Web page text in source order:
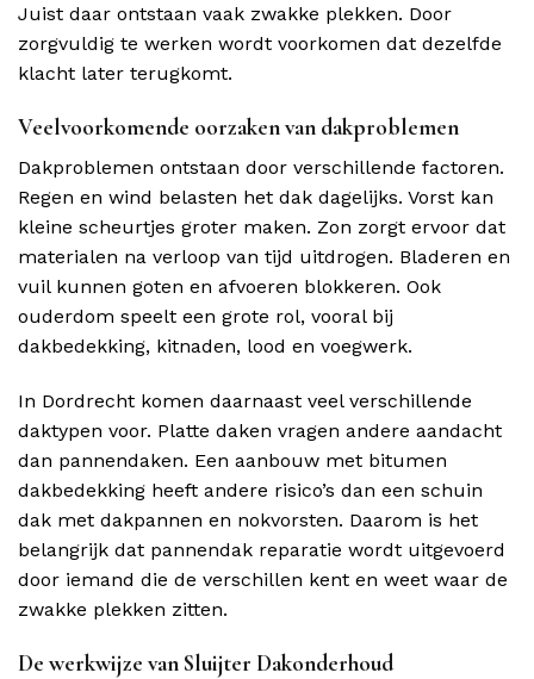
Juist daar ontstaan vaak zwakke plekken. Door
zorgvuldig te werken wordt voorkomen dat dezelfde
klacht later terugkomt.
Veelvoorkomende oorzaken van dakproblemen
Dakproblemen ontstaan door verschillende factoren.
Regen en wind belasten het dak dagelijks. Vorst kan
kleine scheurtjes groter maken. Zon zorgt ervoor dat
materialen na verloop van tijd uitdrogen. Bladeren en
vuil kunnen goten en afvoeren blokkeren. Ook
ouderdom speelt een grote rol, vooral bij
dakbedekking, kitnaden, lood en voegwerk.
In Dordrecht komen daarnaast veel verschillende
daktypen voor. Platte daken vragen andere aandacht
dan pannendaken. Een aanbouw met bitumen
dakbedekking heeft andere risico’s dan een schuin
dak met dakpannen en nokvorsten. Daarom is het
belangrijk dat pannendak reparatie wordt uitgevoerd
door iemand die de verschillen kent en weet waar de
zwakke plekken zitten.
De werkwijze van Sluijter Dakonderhoud